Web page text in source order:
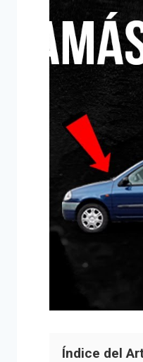
Índice del